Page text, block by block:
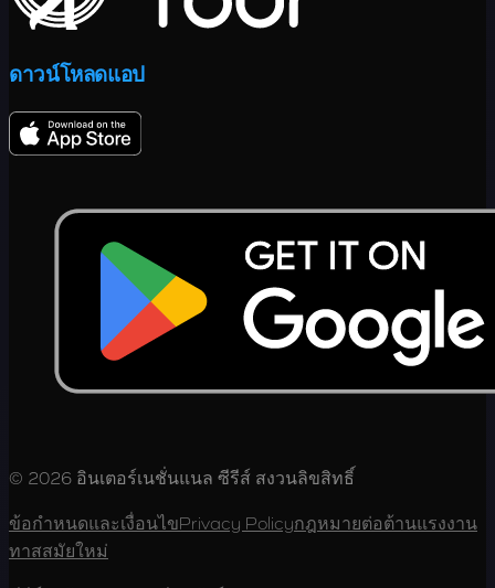
ดาวน์โหลดแอป
© 2026 อินเตอร์เนชั่นแนล ซีรีส์ สงวนลิขสิทธิ์
ข้อกำหนดและเงื่อนไขPrivacy Policyกฎหมายต่อต้านแรงงาน
ทาสสมัยใหม่